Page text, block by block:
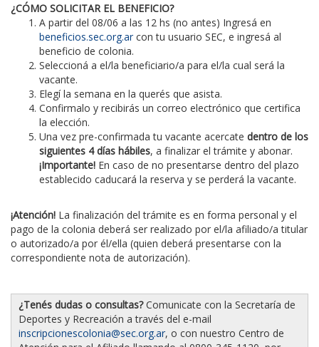
¿CÓMO SOLICITAR EL BENEFICIO?
A partir del 08/06 a las 12 hs (no antes) Ingresá en
beneficios.sec.org.arcon tu usuario SEC, e ingresá al
beneficio de colonia.
Seleccioná a el/la beneficiario/a para el/la cual será la
vacante.
Elegí la semana en la querés que asista.
Confirmalo y recibirás un correo electrónico que certifica
la elección.
Una vez pre-confirmada tu vacante acercate dentro de los
siguientes 4 días hábiles, a finalizar el trámite y abonar.
¡Importante! En caso de no presentarse dentro del plazo
establecido caducará la reserva y se perderá la vacante.
¡Atención! La finalización del trámite es en forma personal y el
pago de la colonia deberá ser realizado por el/la afiliado/a titular
o autorizado/a por él/ella (quien deberá presentarse con la
correspondiente nota de autorización).
¿Tenés dudas o consultas?Comunicate con la Secretaría de
Deportes y Recreación a través del e-mail
inscripcionescolonia@sec.org.ar, o con nuestro Centro de